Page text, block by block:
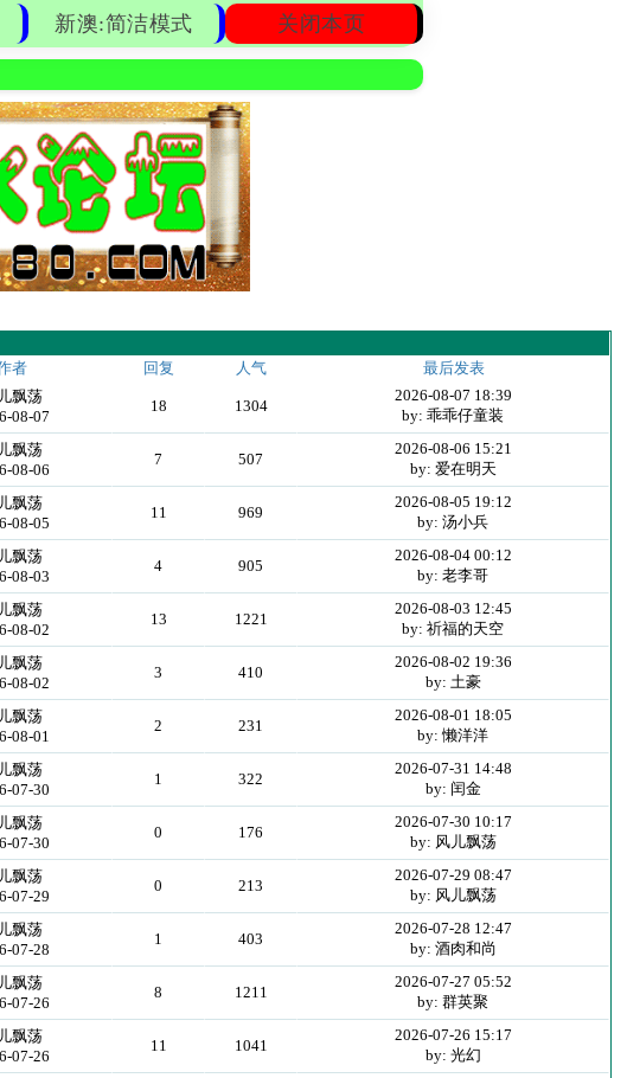
新澳:简洁模式 关闭本页
者 回复 人气
最后发表
飘荡
08-07
18 1304
2026-08-07 18:39
by: 乖乖仔童装
飘荡
08-06
7 507
2026-08-06 15:21
by: 爱在明天
飘荡
08-05
11 969
2026-08-05 19:12
by: 汤小兵
飘荡
08-03
4 905
2026-08-04 00:12
by: 老李哥
飘荡
08-02
13 1221
2026-08-03 12:45
by: 祈福的天空
飘荡
08-02
3 410
2026-08-02 19:36
by: 土豪
飘荡
08-01
2 231
2026-08-01 18:05
by: 懒洋洋
飘荡
07-30
1 322
2026-07-31 14:48
by: 闰金
飘荡
07-30
0 176
2026-07-30 10:17
by: 风儿飘荡
飘荡
07-29
0 213
2026-07-29 08:47
by: 风儿飘荡
飘荡
07-28
1 403
2026-07-28 12:47
by: 酒肉和尚
飘荡
07-26
8 1211
2026-07-27 05:52
by: 群英聚
飘荡
07-26
11 1041
2026-07-26 15:17
by: 光幻